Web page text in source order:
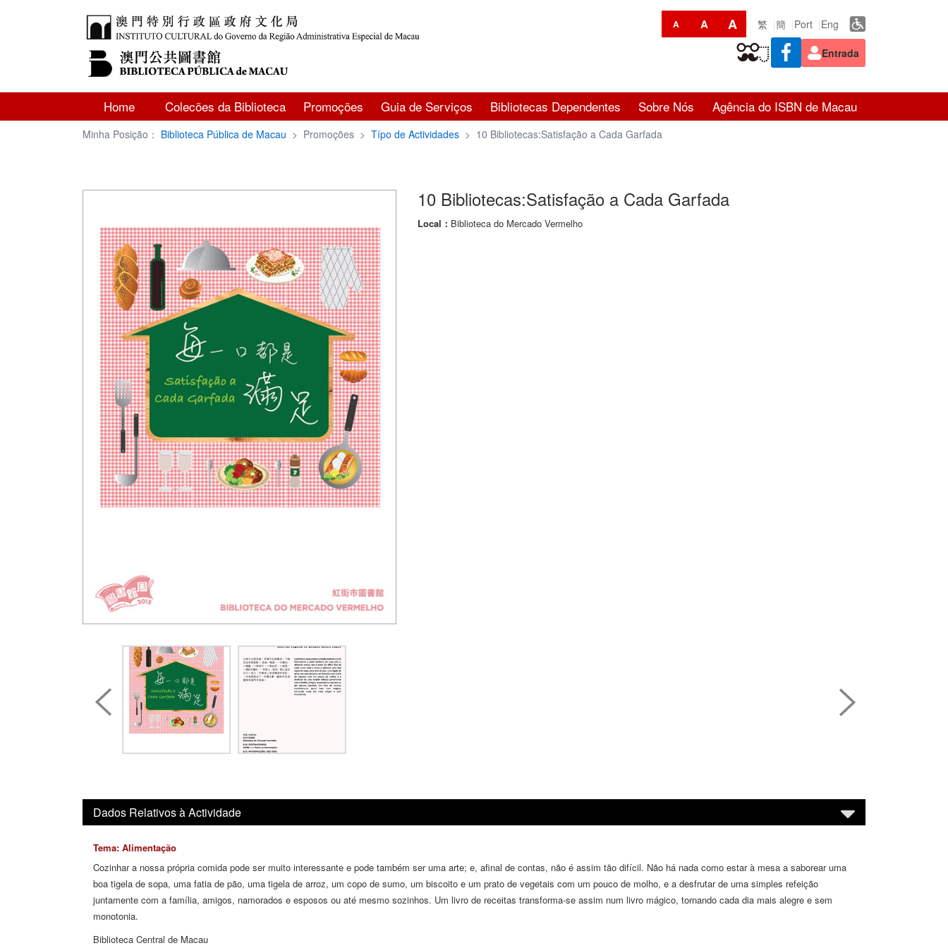
A A A 繁 簡 Port Eng
Entrada
Home Colecões da Biblioteca Promoções Guia de Serviços Bibliotecas Dependentes Sobre Nós Agência do ISBN de Macau
Minha Posição： Biblioteca Pública de Macau > Promoções > Típo de Actividades > 10 Bibliotecas:Satisfação a Cada Garfada
10 Bibliotecas:Satisfação a Cada Garfada
Local： Biblioteca do Mercado Vermelho
Dados Relativos à Actividade
Tema: Alimentação
Cozinhar a nossa própria comida pode ser muito interessante e pode também ser uma arte; e, afinal de contas, não é assim tão difícil. Não há nada como estar à mesa a saborear uma
boa tigela de sopa, uma fatia de pão, uma tigela de arroz, um copo de sumo, um biscoito e um prato de vegetais com um pouco de molho, e a desfrutar de uma simples refeição
juntamente com a família, amigos, namorados e esposos ou até mesmo sozinhos. Um livro de receitas transforma-se assim num livro mágico, tornando cada dia mais alegre e sem
monotonia.
Biblioteca Central de Macau